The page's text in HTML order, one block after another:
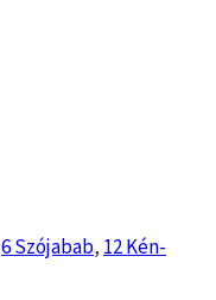
6 Szójabab,12 Kén-